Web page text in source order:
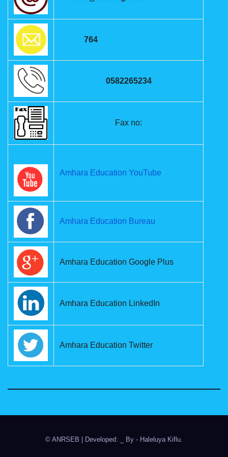
764
0582265234
Fax no:
Amhara Education YouTube
Amhara Education Bureau
Amhara Education Google Plus
Amhara Education LinkedIn
Amhara Education Twitter
© ANRSEB | Developed: _ By - Haleluya Kiflu